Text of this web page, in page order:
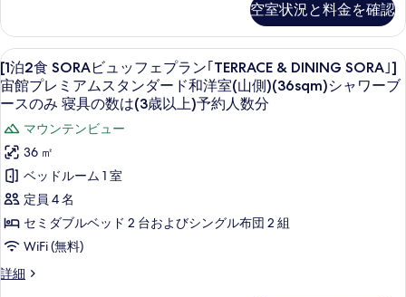
の
数
は
(3
以
上)
予
約
人
数
分
予
人
数
分
の
詳
細
ブ
ー
ス
の
み
の
す
べ
て
の
真
ス
の
み
の
詳
細
ュ
ア
ル
ツ
イ
ン
4F-
7F
(21
平
米)
(シ
カ
ュ
ア
ル
ツ
イ
ン
4F-
7F
(21
平
米)
(シ
ャ
ワ
ビ
ュ
ッ
フ
ェ
プ
ラ
ン]
虹
館
ジ
シ
ー
ダ
パ
レ
ビ
ュ
ッ
フ
ェ
ラ
ン]
館
空室状況と料金を確認
[1
泊
2
食
SORA
ビ
ュ
ッ
フ
ェ
プ
セーフティボックス (室内)、遮光カ
16
[1泊2食 SORAビュッフェプラン｢TERRACE & DINING SORA｣]
宙館プレミアムスタンダード和洋室(山側)(36sqm)シャワーブ
ースのみ 寝具の数は(3歳以上)予約人数分
マウンテンビュー
36 ㎡
ベッドルーム 1 室
定員 4 名
セミダブルベッド 2 台およびシングル布団 2 組
WiFi (無料)
詳細
[1